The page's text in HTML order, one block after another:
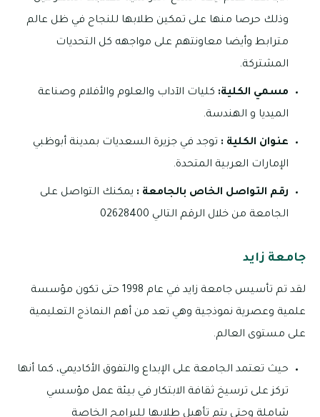
وذلك حرصا منها على تمكين طلابها للنجاح في ظل عالم
مترابط وأيضا معاونتهم على مواجهه كل التحديات
المشتركة.
مسمي الكلية: كليات الآداب والعلوم والأفلام وصناعة
الميديا و الهندسة.
عنوان الكلية : توجد في جزيرة السعديات بمدينة أبوظبي
الإمارات العربية المتحدة.
رقم التواصل الخاص بالجامعة : ‏يمكنك التواصل على
الجامعة من خلال الرقم التالي 02628400
جامعة زايد
لقد تم تأسيس جامعة زايد في عام 1998 حتى تكون مؤسسة
علمية وعصرية نموذجية وهي تعد من أهم النماذج التعليمية
على مستوى العالم.
حيث تعتمد الجامعة على الإبداع والتفوق الأكاديمي، كما أنها
تركز على ترسيخ ثقافة الابتكار في بيئة عمل مؤسسي
شاملة وحتى يتم تأهيل طلابها للبرامج الخاصة